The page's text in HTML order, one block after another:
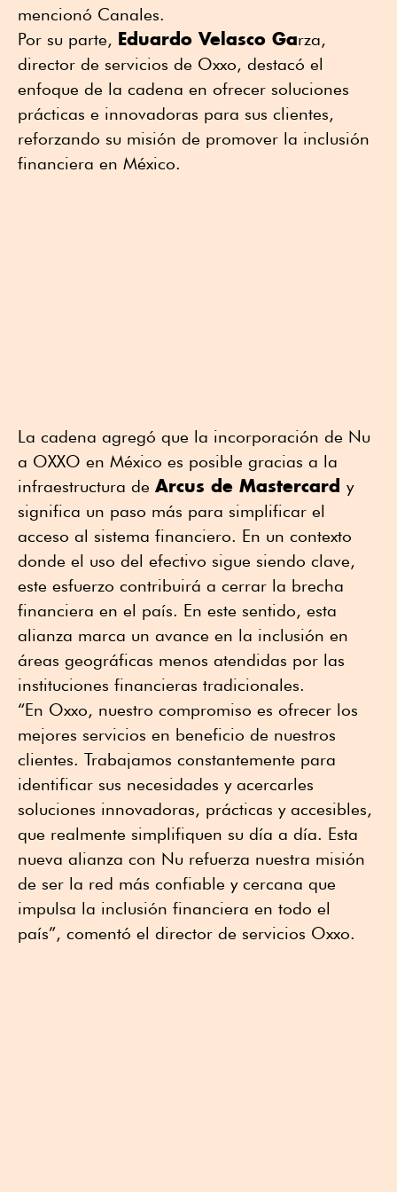
mencionó Canales.
Por su parte, Eduardo Velasco Garza,
director de servicios de Oxxo, destacó el
enfoque de la cadena en ofrecer soluciones
prácticas e innovadoras para sus clientes,
reforzando su misión de promover la inclusión
financiera en México.
La cadena agregó que la incorporación de Nu
a OXXO en México es posible gracias a la
infraestructura de Arcus de Mastercard y
significa un paso más para simplificar el
acceso al sistema financiero. En un contexto
donde el uso del efectivo sigue siendo clave,
este esfuerzo contribuirá a cerrar la brecha
financiera en el país. En este sentido, esta
alianza marca un avance en la inclusión en
áreas geográficas menos atendidas por las
instituciones financieras tradicionales.
“En Oxxo, nuestro compromiso es ofrecer los
mejores servicios en beneficio de nuestros
clientes. Trabajamos constantemente para
identificar sus necesidades y acercarles
soluciones innovadoras, prácticas y accesibles,
que realmente simplifiquen su día a día. Esta
nueva alianza con Nu refuerza nuestra misión
de ser la red más confiable y cercana que
impulsa la inclusión financiera en todo el
país”, comentó el director de servicios Oxxo.